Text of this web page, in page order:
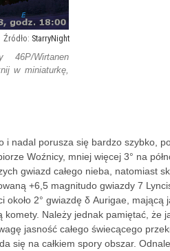
StarryNight
46P/Wirtanen
w miniaturkę,
i nadal porusza się bardzo szybko,
Woźnicy, mniej więcej 3° na
gwiazd całego nieba, natomiast
+6,5 magnitudo gwiazdy 7
2° gwiazdę δ Aurigae, mającą
Należy jednak pamiętać, że
jasność całego świecącego
się na całkiem spory obszar.